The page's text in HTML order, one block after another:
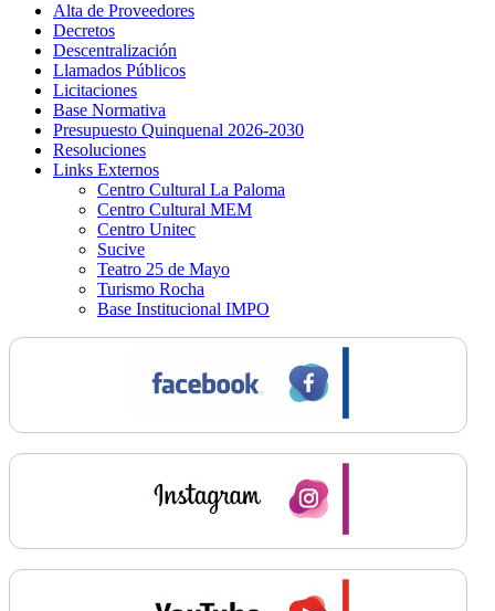
Alta de Proveedores
Decretos
Descentralización
Llamados Públicos
Licitaciones
Base Normativa
Presupuesto Quinquenal 2026-2030
Resoluciones
Links Externos
Centro Cultural La Paloma
Centro Cultural MEM
Centro Unitec
Sucive
Teatro 25 de Mayo
Turismo Rocha
Base Institucional IMPO